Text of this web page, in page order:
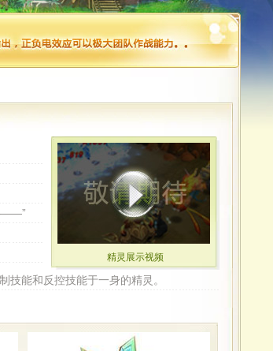
——”
精灵展示视频
技能和反控技能于一身的精灵。